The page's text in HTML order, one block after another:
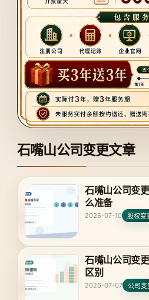
石嘴山公司变更文章
石嘴山公司变
么准备
2026-07-10 股权变
石嘴山公司变
区别
2026-07-07 公司变